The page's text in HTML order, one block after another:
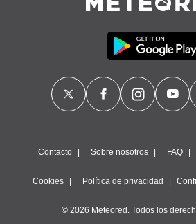
Contacto Sobre nosotros FAQ
Cookies Política de privacidad
© 2026 Meteored. Todos los